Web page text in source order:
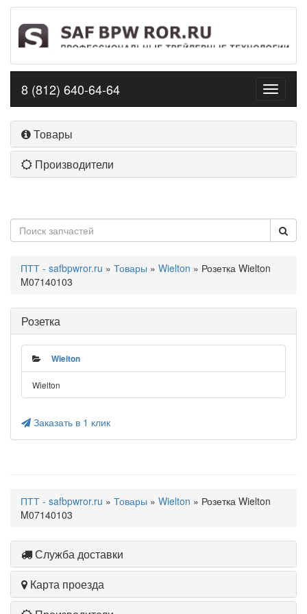
Toggle
8 (812) 640-64-64
Товары
Производители
ПТТ - safbpwror.ru » Товары » Wielton » Розетка Wielton
M07140103
Розетка
Wielton
Wielton
Заказать в 1 клик
ПТТ - safbpwror.ru » Товары » Wielton » Розетка Wielton
M07140103
Служба доставки
Карта проезда